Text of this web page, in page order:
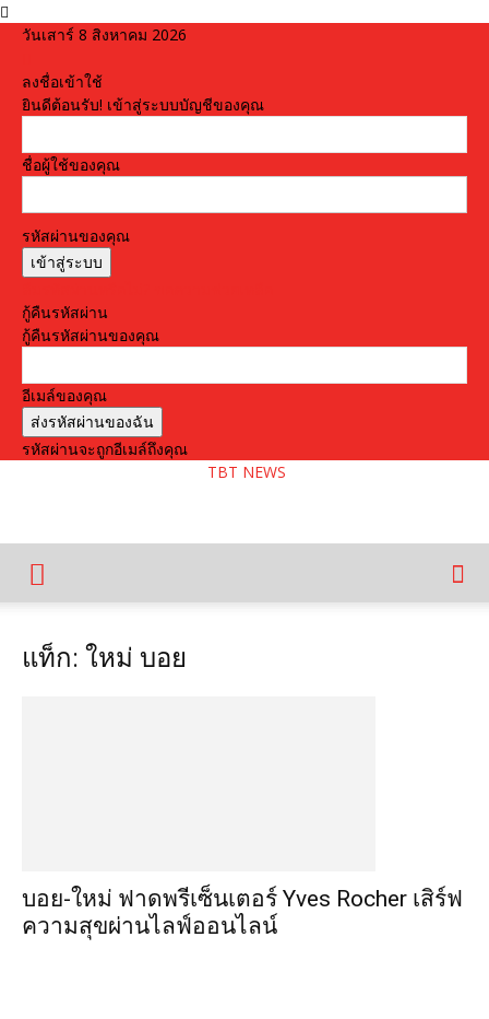
วันเสาร์ 8 สิงหาคม 2026
ลงชื่อเข้าใช้
ยินดีต้อนรับ! เข้าสู่ระบบบัญชีของคุณ
ชื่อผู้ใช้ของคุณ
รหัสผ่านของคุณ
กู้คืนรหัสผ่าน
กู้คืนรหัสผ่านของคุณ
อีเมล์ของคุณ
รหัสผ่านจะถูกอีเมล์ถึงคุณ
TBT NEWS
แท็ก: ใหม่ บอย
บอย-ใหม่ ฟาดพรีเซ็นเตอร์ Yves Rocher เสิร์ฟ
ความสุขผ่านไลฟ์ออนไลน์